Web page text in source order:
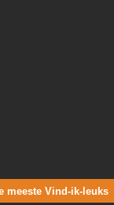
meeste Vind-ik-leuks